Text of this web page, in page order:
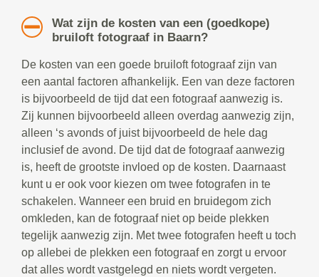
Wat zijn de kosten van een (goedkope)
bruiloft fotograaf in Baarn?
De kosten van een goede bruiloft fotograaf zijn van
een aantal factoren afhankelijk. Een van deze factoren
is bijvoorbeeld de tijd dat een fotograaf aanwezig is.
Zij kunnen bijvoorbeeld alleen overdag aanwezig zijn,
alleen ‘s avonds of juist bijvoorbeeld de hele dag
inclusief de avond. De tijd dat de fotograaf aanwezig
is, heeft de grootste invloed op de kosten. Daarnaast
kunt u er ook voor kiezen om twee fotografen in te
schakelen. Wanneer een bruid en bruidegom zich
omkleden, kan de fotograaf niet op beide plekken
tegelijk aanwezig zijn. Met twee fotografen heeft u toch
op allebei de plekken een fotograaf en zorgt u ervoor
dat alles wordt vastgelegd en niets wordt vergeten.